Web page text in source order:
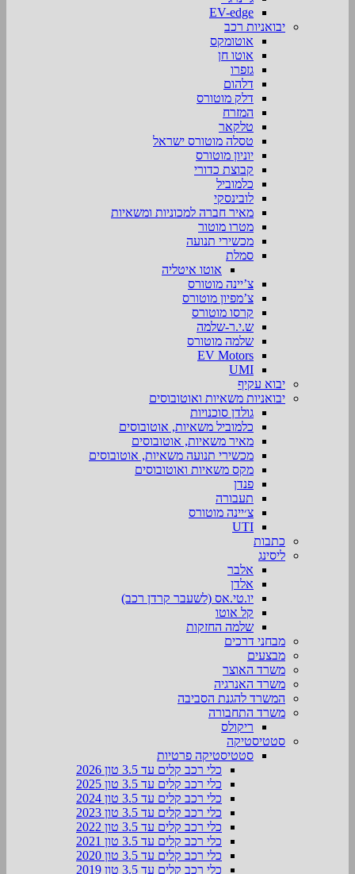
EV-edge
יבואניות רכב
אוטומקס
אוטו חן
גזפרו
דלהום
דלק מוטורס
המזרח
טלקאר
טסלה מוטורס ישראל
יוניון מוטורס
קבוצת כדורי
כלמוביל
לובינסקי
מאיר חברה למכוניות ומשאיות
מטרו מוטור
מכשירי תנועה
סמלת
אוטו איטליה
צ’יינה מוטורס
צ’מפיון מוטורס
קרסו מוטורס
ש.י.ר-שלמה
שלמה מוטורס
EV Motors
UMI
יבוא עקיף
יבואניות משאיות ואוטובוסים
גולדן סוכנויות
כלמוביל משאיות, אוטובוסים
מאיר משאיות, אוטובוסים
מכשירי תנועה משאיות, אוטובוסים
מקס משאיות ואוטובוסים
פנדן
תעבורה
צ׳יינה מוטורס
UTI
כתבות
ליסינג
אלבר
אלדן
יו.טי.אס (לשעבר קרדן רכב)
קל אוטו
שלמה החזקות
מבחני דרכים
מבצעים
משרד האוצר
משרד האנרגיה
המשרד להגנת הסביבה
משרד התחבורה
ריקולס
סטטיסטיקה
סטטיסטיקה פרטיות
כלי רכב קלים עד 3.5 טון 2026
כלי רכב קלים עד 3.5 טון 2025
כלי רכב קלים עד 3.5 טון 2024
כלי רכב קלים עד 3.5 טון 2023
כלי רכב קלים עד 3.5 טון 2022
כלי רכב קלים עד 3.5 טון 2021
כלי רכב קלים עד 3.5 טון 2020
כלי רכב קלים עד 3.5 טון 2019